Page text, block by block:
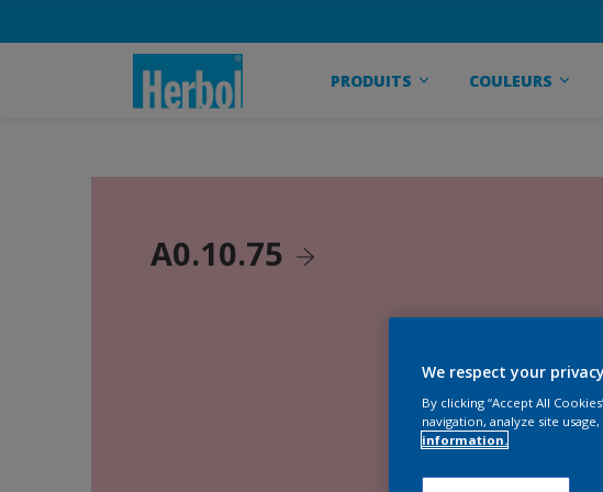
PRODUITS COULEURS
A0.10.75
We respect your
By clicking “Accept All
navigation, analyze site
information.